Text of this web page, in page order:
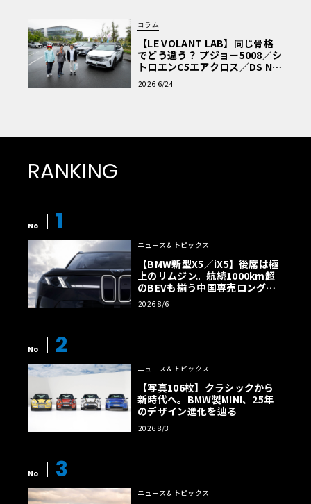
コラム
【LE VOLANT LAB】同じ骨格
でどう違う？ プジョー5008／シ
トロエンC5エアクロス／DS Nº4
読者一気乗りレポート
2026 6/24
RANKING
No 1
ニュース＆トピックス
【BMW新型X5／iX5】後席は極
上のリムジン。航続1000km超
のBEVも揃う中国専売ロング仕
様の全貌
2026 8/6
No 2
ニュース＆トピックス
【写真106枚】クラシックから
新時代へ。BMW製MINI、25年
のデザイン進化を辿る
2026 8/3
No 3
ニュース＆トピックス